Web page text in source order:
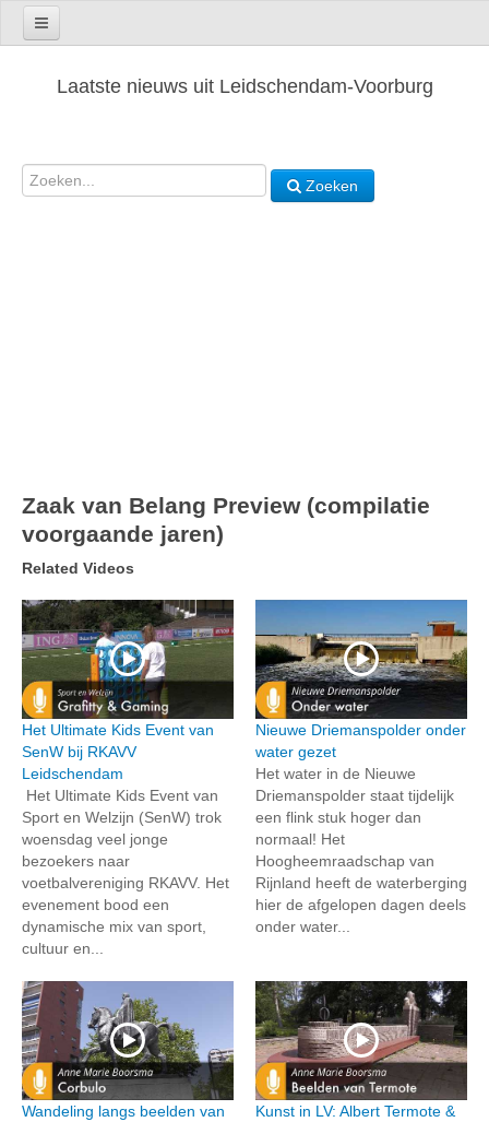
Laatste nieuws uit Leidschendam-Voorburg
Zoeken
Zaak van Belang Preview (compilatie
voorgaande jaren)
Related Videos
Het Ultimate Kids Event van
SenW bij RKAVV
Leidschendam
Het Ultimate Kids Event van
Sport en Welzijn (SenW) trok
woensdag veel jonge
bezoekers naar
voetbalvereniging RKAVV. Het
evenement bood een
dynamische mix van sport,
cultuur en...
Nieuwe Driemanspolder onder
water gezet
Het water in de Nieuwe
Driemanspolder staat tijdelijk
een flink stuk hoger dan
normaal! Het
Hoogheemraadschap van
Rijnland heeft de waterberging
hier de afgelopen dagen deels
onder water...
Wandeling langs beelden van
Kunst in LV: Albert Termote &